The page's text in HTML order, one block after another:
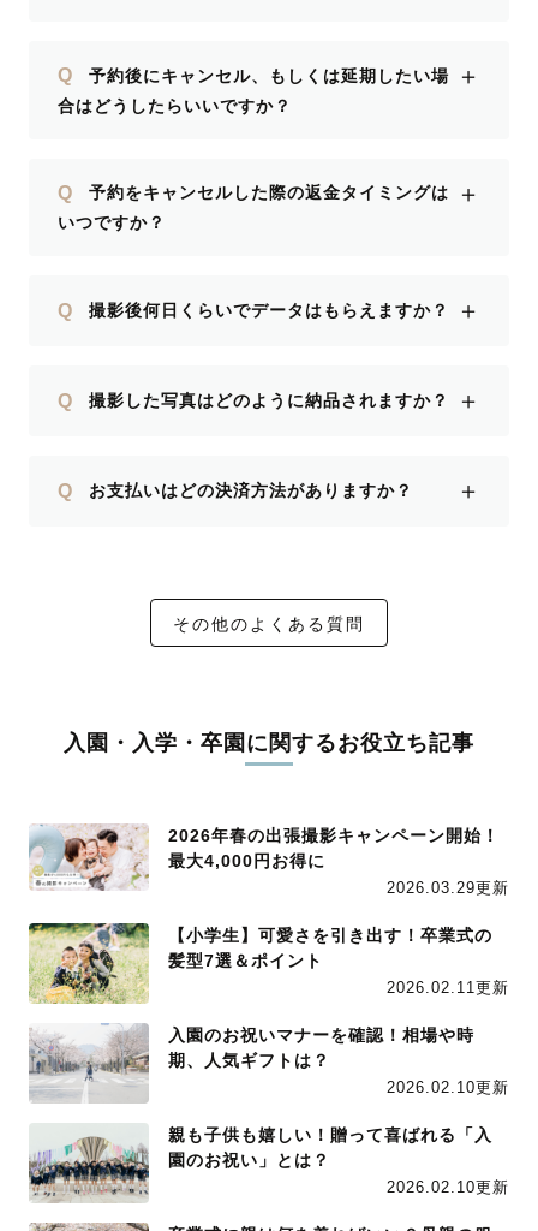
Q
予約後にキャンセル、もしくは延期したい場
合はどうしたらいいですか？
＋
Q
予約をキャンセルした際の返金タイミングは
いつですか？
＋
Q 撮影後何日くらいでデータはもらえますか？ ＋
Q 撮影した写真はどのように納品されますか？ ＋
Q お支払いはどの決済方法がありますか？ ＋
その他のよくある質問
入園・入学・卒園に関するお役立ち記事
2026年春の出張撮影キャンペーン開始！
最大4,000円お得に
2026.03.29更新
【小学生】可愛さを引き出す！卒業式の
髪型7選＆ポイント
2026.02.11更新
入園のお祝いマナーを確認！相場や時
期、人気ギフトは？
2026.02.10更新
親も子供も嬉しい！贈って喜ばれる「入
園のお祝い」とは？
2026.02.10更新